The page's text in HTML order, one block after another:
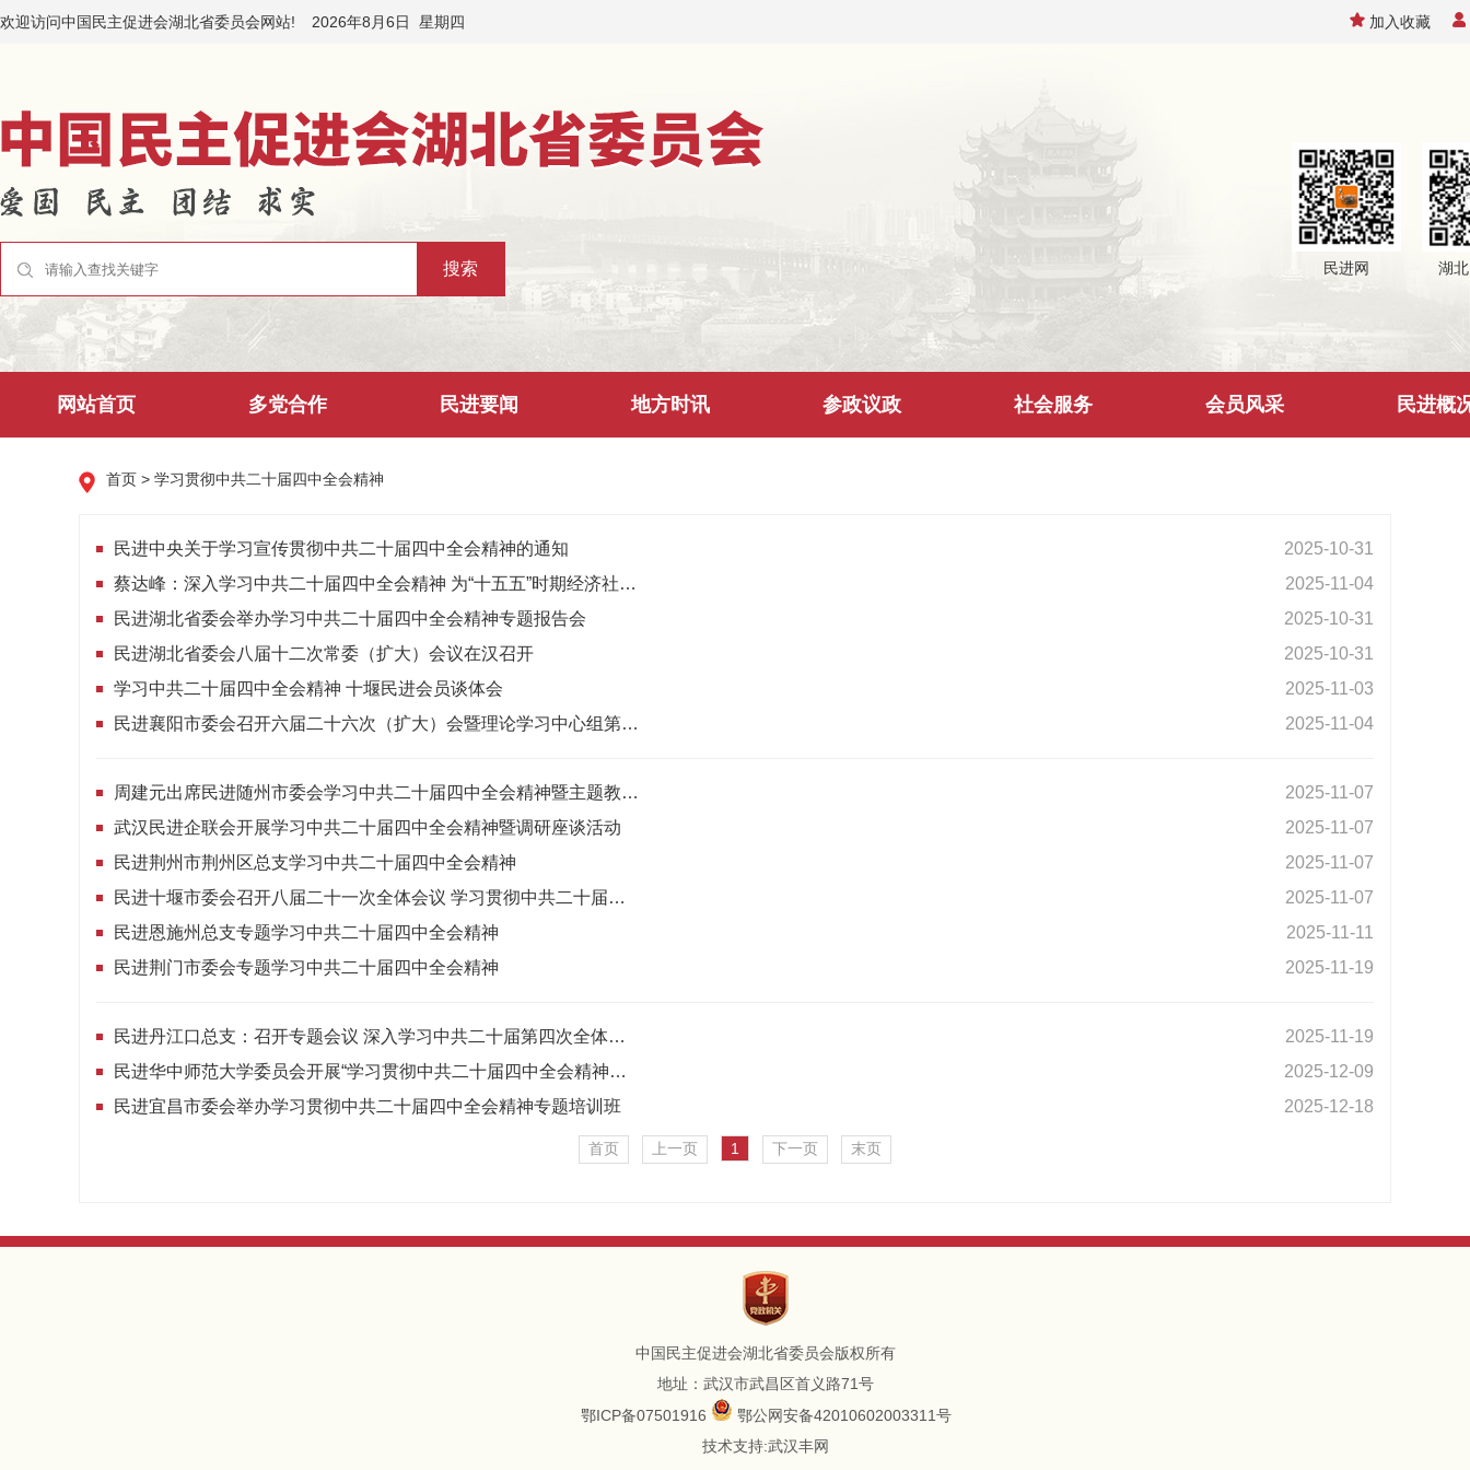
欢迎访问中国民主促进会湖北省委员会网站! 2026年8月6日 星期四 加入收藏
民进网 湖
网站首页 多党合作 民进要闻 地方时讯 参政议政 社会服务 会员风采 民进概
首页 > 学习贯彻中共二十届四中全会精神
民进中央关于学习宣传贯彻中共二十届四中全会精神的通知
2025-10-31
蔡达峰：深入学习中共二十届四中全会精神 为“十五五”时期经济社会发展贡献民进力量
2025-11-04
民进湖北省委会举办学习中共二十届四中全会精神专题报告会
2025-10-31
民进湖北省委会八届十二次常委（扩大）会议在汉召开
2025-10-31
学习中共二十届四中全会精神 十堰民进会员谈体会
2025-11-03
民进襄阳市委会召开六届二十六次（扩大）会暨理论学习中心组第七次学习会议
2025-11-04
周建元出席民进随州市委会学习中共二十届四中全会精神暨主题教育工作总结会
2025-11-07
武汉民进企联会开展学习中共二十届四中全会精神暨调研座谈活动
2025-11-07
民进荆州市荆州区总支学习中共二十届四中全会精神
2025-11-07
民进十堰市委会召开八届二十一次全体会议 学习贯彻中共二十届四中全会精神
2025-11-07
民进恩施州总支专题学习中共二十届四中全会精神
2025-11-11
民进荆门市委会专题学习中共二十届四中全会精神
2025-11-19
民进丹江口总支：召开专题会议 深入学习中共二十届第四次全体会议精神与“十五五”规划…
2025-11-19
民进华中师范大学委员会开展“学习贯彻中共二十届四中全会精神、传承红色基因、赋能乡…
2025-12-09
民进宜昌市委会举办学习贯彻中共二十届四中全会精神专题培训班
2025-12-18
首页 上一页 1 下一页 末页
中国民主促进会湖北省委员会版权所有
地址：武汉市武昌区首义路71号
鄂ICP备07501916
鄂公网安备42010602003311号
技术支持:武汉丰网